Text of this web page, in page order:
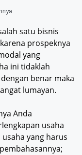
satu bisnis
prospeknya
yang
ini tidaklah
benar maka
lumayan.
Anda
usaha
yang harus